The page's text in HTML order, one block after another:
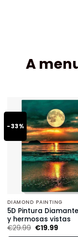
A
-33%
DIAMOND PAINTING
5D Pintura
y hermosas vistas
€29.99 €19.99